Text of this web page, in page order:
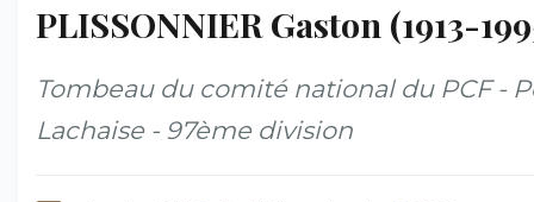
PLISSONNIER Gaston (1913-
Tombeau du comité national du PCF -
Lachaise - 97ème division